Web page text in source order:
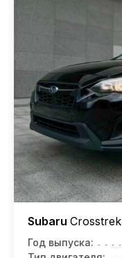
Subaru Crosstrek
Год выпуска: